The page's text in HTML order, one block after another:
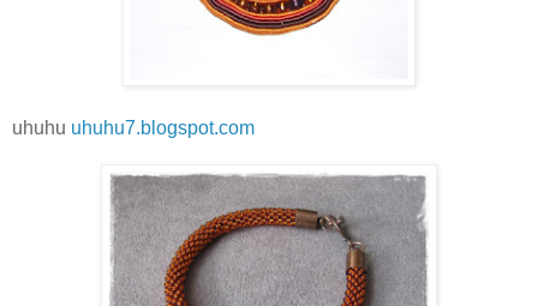
uhuhu uhuhu7.blogspot.com